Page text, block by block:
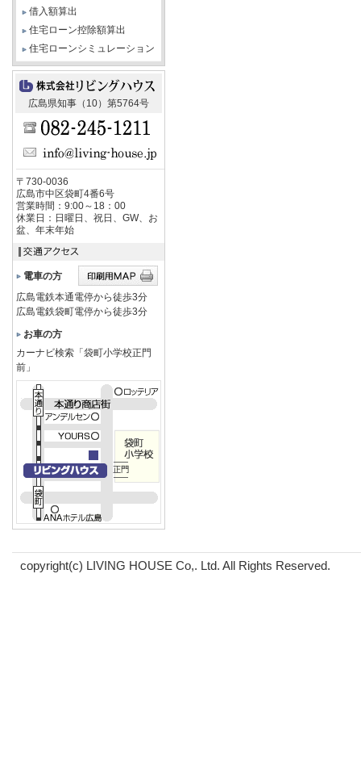
借入額算出
住宅ローン控除額算出
住宅ローンシミュレーション
広島県知事（10）第5764号
〒730-0036
広島市中区袋町4番6号
営業時間：9:00～18：00
休業日：日曜日、祝日、GW、お
盆、年末年始
電車の方
広島電鉄本通電停から徒歩3分
広島電鉄袋町電停から徒歩3分
お車の方
カーナビ検索「袋町小学校正門
前」
copyright(c) LIVING HOUSE Co,. Ltd. All Rights Reserved.